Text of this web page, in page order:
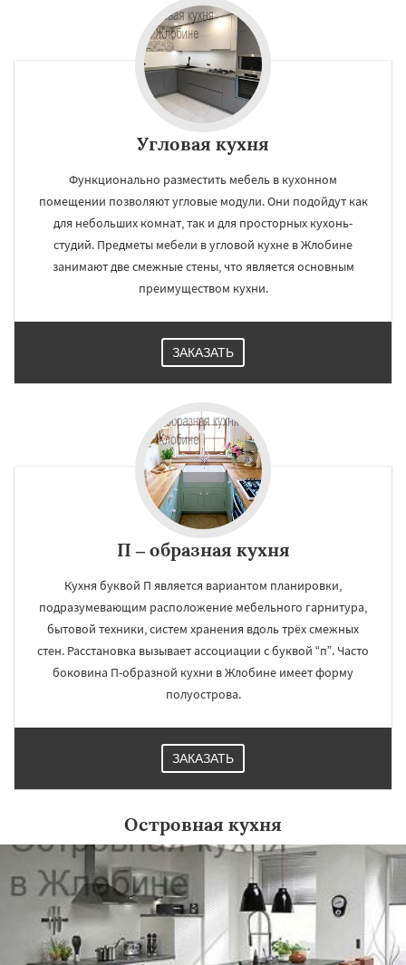
Угловая кухня
Функционально разместить мебель в кухонном
помещении позволяют угловые модули. Они подойдут как
для небольших комнат, так и для просторных кухонь-
студий. Предметы мебели в угловой кухне в Жлобине
занимают две смежные стены, что является основным
преимуществом кухни.
ЗАКАЗАТЬ
П – образная кухня
Кухня буквой П является вариантом планировки,
подразумевающим расположение мебельного гарнитура,
бытовой техники, систем хранения вдоль трёх смежных
стен. Расстановка вызывает ассоциации с буквой “п”. Часто
боковина П-образной кухни в Жлобине имеет форму
полуострова.
ЗАКАЗАТЬ
Островная кухня